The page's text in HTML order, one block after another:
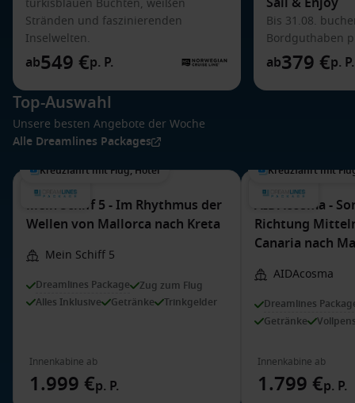
türkisblauen Buchten, weißen
Stränden und faszinierenden
Inselwelten.
ab549 €p. P.
Bis 31.08.
Bordguthaben
ab379 €p. P.
Top-Auswahl
Unsere besten Angebote der Woche
Alle Dreamlines Packages
Kreuzfahrt mit Flug, Hotel
Mein Schiff 5 - Im Rhythmus der
Wellen von Mallorca nach Kreta
Mein Schiff 5
Dreamlines Package
Zug zum Flug
Alles Inklusive
Getränke Trinkgelder
Innenkabine ab
1.999 €p. P.
Kreuzfahrt mit
AIDAcosma -
Richtung
Canaria nach
AIDAcosma
Dreamlines
Getränke
Innenkabine ab
1.799 €p. P.